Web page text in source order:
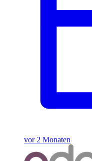
vor 2 Monaten